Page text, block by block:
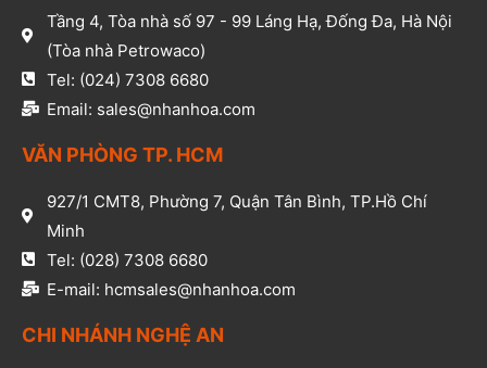
Tầng 4, Tòa nhà số 97 - 99 Láng Hạ, Đống Đa, Hà Nội
(Tòa nhà Petrowaco)
Tel: (024) 7308 6680
Email: sales@nhanhoa.com
VĂN PHÒNG TP. HCM​
927/1 CMT8, Phường 7, Quận Tân Bình, TP.Hồ Chí
Minh​
Tel: (028) 7308 6680​
E-mail: hcmsales@nhanhoa.com​
CHI NHÁNH NGHỆ AN​